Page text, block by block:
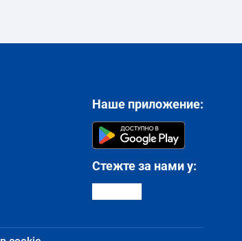
Наше приложение:
Стежте за нами у: